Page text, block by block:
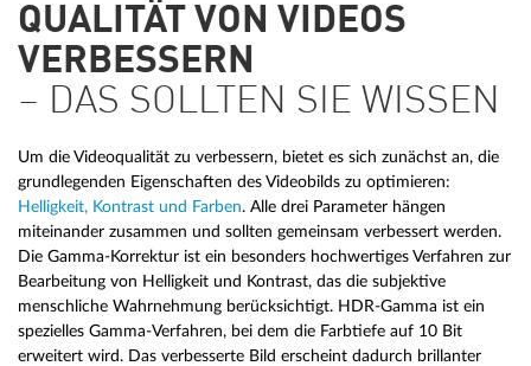
QUALITÄT VON VIDEOS
VERBESSERN
– DAS SOLLTEN SIE WISSEN
Um die Videoqualität zu verbessern, bietet es sich zunächst an, die
grundlegenden Eigenschaften des Videobilds zu optimieren:
Helligkeit, Kontrast und Farben. Alle drei Parameter hängen
miteinander zusammen und sollten gemeinsam verbessert werden.
Die Gamma-Korrektur ist ein besonders hochwertiges Verfahren zur
Bearbeitung von Helligkeit und Kontrast, das die subjektive
menschliche Wahrnehmung berücksichtigt. HDR-Gamma ist ein
spezielles Gamma-Verfahren, bei dem die Farbtiefe auf 10 Bit
erweitert wird. Das verbesserte Bild erscheint dadurch brillanter